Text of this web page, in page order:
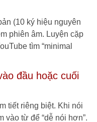
(10 ký hiệu nguyên
phiên âm. Luyện cặp
tìm “minimal
đầu hoặc cuối
tiết riêng biệt. Khi nói
vào từ để “dễ nói hơn”.